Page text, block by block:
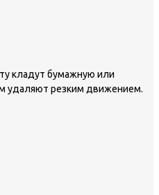
кладут бумажную или
удаляют резким движением.